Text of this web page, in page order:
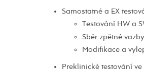
Samostatné a EX
Testování HW a
Sběr zpětné
Modifikace a
Preklinické testování